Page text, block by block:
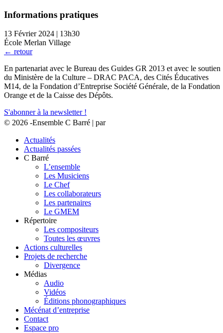
Informations pratiques
13 Février 2024 | 13h30
École Merlan Village
← retour
En partenariat avec le Bureau des Guides GR 2013 et avec le soutien
du Ministère de la Culture – DRAC PACA, des Cités Éducatives
M14, de la Fondation d’Entreprise Société Générale, de la Fondation
Orange et de la Caisse des Dépôts.
S'abonner à la newsletter !
© 2026 -Ensemble C Barré | par
Actualités
Actualités passées
C Barré
L’ensemble
Les Musiciens
Le Chef
Les collaborateurs
Les partenaires
Le GMEM
Répertoire
Les compositeurs
Toutes les œuvres
Actions culturelles
Projets de recherche
Divergence
Médias
Audio
Vidéos
Éditions phonographiques
Mécénat d’entreprise
Contact
Espace pro